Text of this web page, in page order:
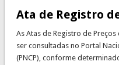
Ata de Registro
As Atas de Registro de
ser consultadas no Portal
(PNCP), conforme